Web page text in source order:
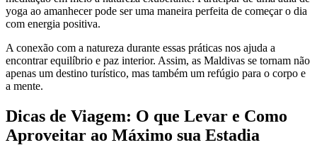
yoga ao amanhecer pode ser uma maneira perfeita de começar o dia
com energia positiva.
A conexão com a natureza durante essas práticas nos ajuda a
encontrar equilíbrio e paz interior. Assim, as Maldivas se tornam não
apenas um destino turístico, mas também um refúgio para o corpo e
a mente.
Dicas de Viagem: O que Levar e Como
Aproveitar ao Máximo sua Estadia